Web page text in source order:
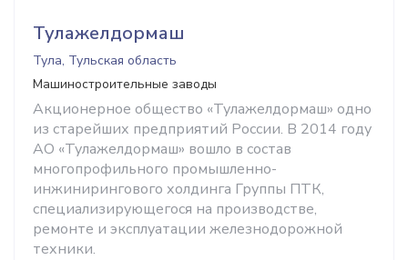
Тулажелдормаш
Тула, Тульская область
Машиностроительные заводы
Акционерное общество «Тулажелдормаш» одно
из старейших предприятий России. В 2014 году
АО «Тулажелдормаш» вошло в состав
многопрофильного промышленно-
инжинирингового холдинга Группы ПТК,
специализирующегося на производстве,
ремонте и эксплуатации железнодорожной
техники.